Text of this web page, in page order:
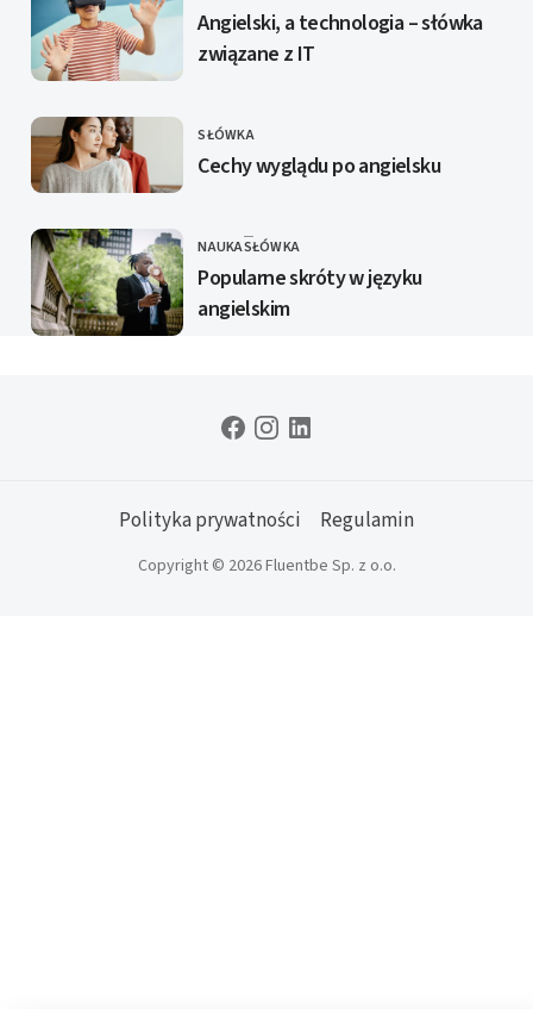
Angielski, a technologia – słówka
związane z IT
KATEGORIE
SŁÓWKA
Cechy wyglądu po angielsku
KATEGORIE
NAUKASŁÓWKA
Popularne skróty w języku
angielskim
Polityka prywatności Regulamin
Copyright © 2026 Fluentbe Sp. z o.o.